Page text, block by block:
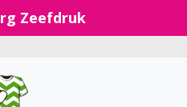
Zeefdruk